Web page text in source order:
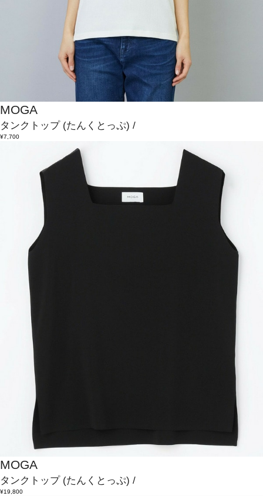
MOGA
タンクトップ (たんくとっぷ) /
¥7,700
MOGA
タンクトップ (たんくとっぷ) /
¥19,800